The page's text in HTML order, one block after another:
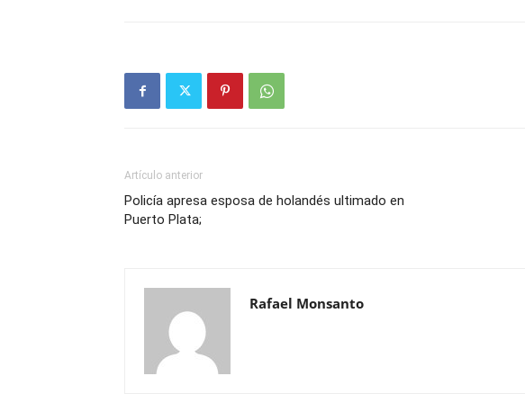
Artículo anterior
Policía apresa esposa de holandés ultimado en
Puerto Plata;
Rafael Monsanto